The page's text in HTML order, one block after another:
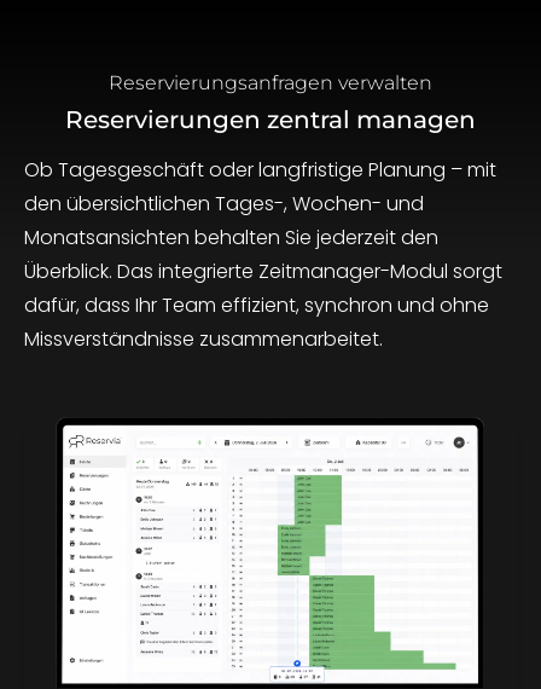
Reservierungsanfragen verwalten
Reservierungen zentral managen
Ob Tagesgeschäft oder langfristige Planung – mit
den übersichtlichen Tages-, Wochen- und
Monatsansichten behalten Sie jederzeit den
Überblick. Das integrierte Zeitmanager-Modul sorgt
dafür, dass Ihr Team effizient, synchron und ohne
Missverständnisse zusammenarbeitet.